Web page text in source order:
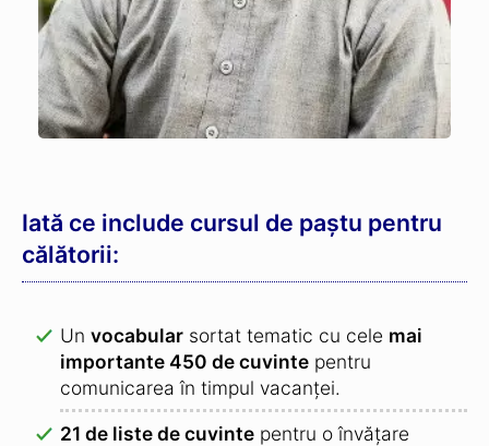
Iată ce include cursul de paștu pentru
călătorii:
Un vocabular sortat tematic cu cele mai
importante 450 de cuvinte pentru
comunicarea în timpul vacanței.
21 de liste de cuvinte pentru o învățare